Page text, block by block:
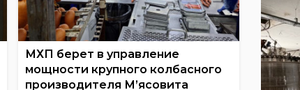
МХП берет в управление
мощности крупного колбасного
производителя М’ясовита